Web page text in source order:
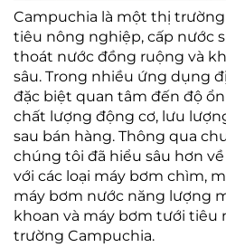
Campuchia là một thị
tiêu nông nghiệp, cấp nước
thoát nước đồng ruộng và
sâu. Trong nhiều ứng dụng
đặc biệt quan tâm đến độ
chất lượng động cơ, lưu
sau bán hàng. Thông qua
chúng tôi đã hiểu sâu hơn
với các loại máy bơm chìm,
máy bơm nước năng lượng
khoan và máy bơm tưới
trường Campuchia.